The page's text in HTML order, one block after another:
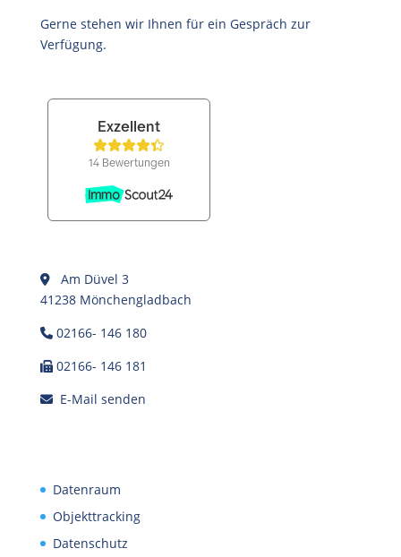
Gerne stehen wir Ihnen für ein Gespräch zur
Verfügung.
Am Düvel 3
41238 Mönchengladbach
02166- 146 180
02166- 146 181
E-Mail senden
Datenraum
Objekttracking
Datenschutz